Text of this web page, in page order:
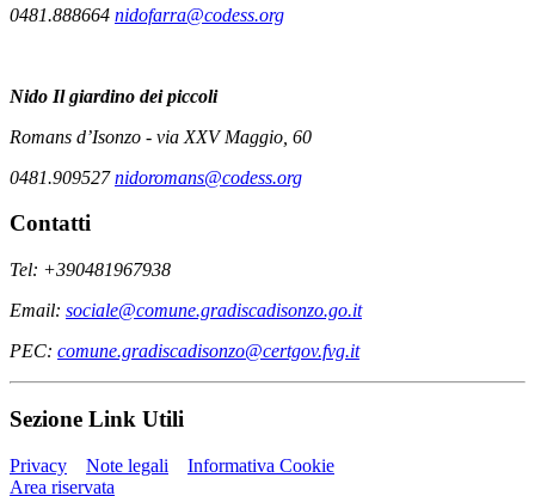
0481.888664 nidofarra@codess.org
Nido Il giardino dei piccoli
Romans d’Isonzo - via XXV Maggio, 60
0481.909527nidoromans@codess.org
Contatti
Tel: +390481967938
Email: sociale@comune.gradiscadisonzo.go.it
PEC: comune.gradiscadisonzo@certgov.fvg.it
Sezione Link Utili
Privacy Note legali
Informativa Cookie
Area riservata